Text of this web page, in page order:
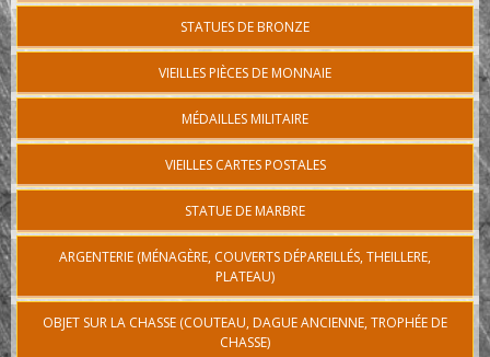
STATUES DE BRONZE
VIEILLES PIÈCES DE MONNAIE
MÉDAILLES MILITAIRE
VIEILLES CARTES POSTALES
STATUE DE MARBRE
ARGENTERIE (MÉNAGÈRE, COUVERTS DÉPAREILLÉS, THEILLERE,
PLATEAU)
OBJET SUR LA CHASSE (COUTEAU, DAGUE ANCIENNE, TROPHÉE DE
CHASSE)